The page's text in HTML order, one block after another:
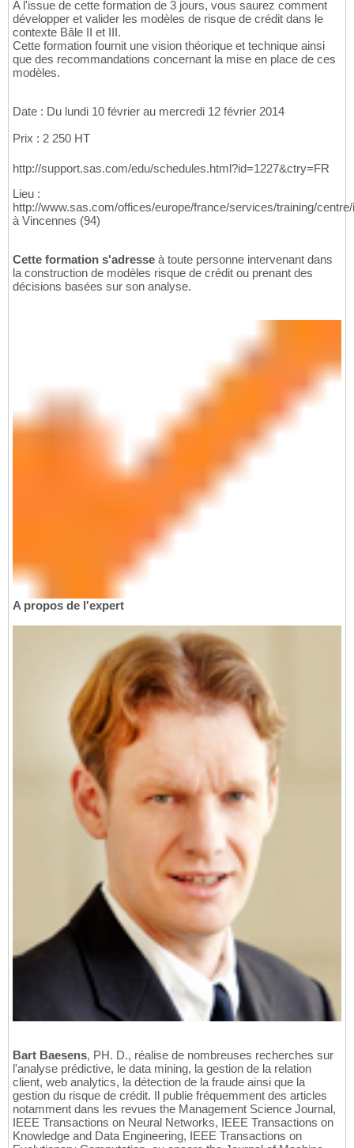
A l'issue de cette formation de 3 jours, vous saurez comment
développer et valider les modèles de risque de crédit dans le
contexte Bâle II et III.
Cette formation fournit une vision théorique et technique ainsi
que des recommandations concernant la mise en place de ces
modèles.
Date : Du lundi 10 février au mercredi 12 février 2014
Prix : 2 250 HT
http://support.sas.com/edu/schedules.html?id=1227&ctry=FR
Lieu :
http://www.sas.com/offices/europe/france/services/training/
à Vincennes (94)
Cette formation s'adresse à toute personne intervenant dans
la construction de modèles risque de crédit ou prenant des
décisions basées sur son analyse.
A propos de l'expert
Bart Baesens, PH. D., réalise de nombreuses recherches sur
l'analyse prédictive, le data mining, la gestion de la relation
client, web analytics, la détection de la fraude ainsi que la
gestion du risque de crédit. Il publie fréquemment des articles
notamment dans les revues the Management Science Journal,
IEEE Transactions on Neural Networks, IEEE Transactions on
Knowledge and Data Engineering, IEEE Transactions on